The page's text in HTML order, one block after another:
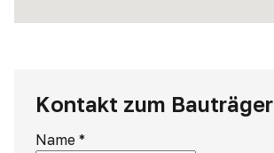
Kontakt zum Bauträger
Name *